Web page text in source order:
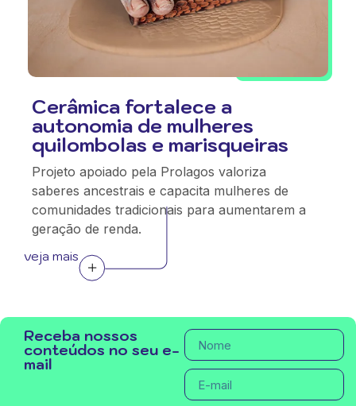
Cerâmica fortalece a
autonomia de mulheres
quilombolas e marisqueiras
Projeto apoiado pela Prolagos valoriza
saberes ancestrais e capacita mulheres de
comunidades tradicionais para aumentarem a
geração de renda.
veja mais
Receba nossos
conteúdos no seu e-
mail